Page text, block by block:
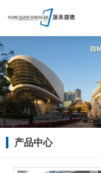
产品中心